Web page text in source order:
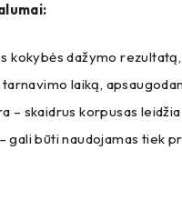
kokybės dažymo
laiką,
– skaidrus korpusas
gali būti naudojamas tiek